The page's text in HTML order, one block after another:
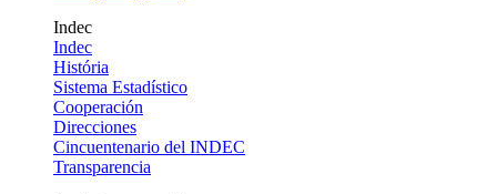
Indec
Indec
História
Sistema Estadístico
Cooperación
Direcciones
Cincuentenario del INDEC
Transparencia